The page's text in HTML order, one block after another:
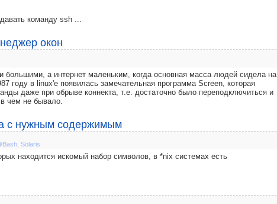
команду ssh ...
окон
большими, а интернет маленьким, когда основная масса людей сидела на
году в linux'е появилась замечательная программа Screen, которая
даже при обрыве коннекта, т.е. достаточно было переподключиться и
чем не бывало.
с нужным содержимым
Bash Solaris
находится искомый набор символов, в *nix системах есть